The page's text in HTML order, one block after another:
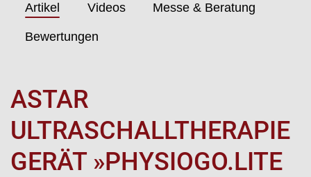
Artikel Videos Messe & Beratung
Bewertungen
ASTAR
ULTRASCHALLTHERAPIE
GERÄT »PHYSIOGO.LITE